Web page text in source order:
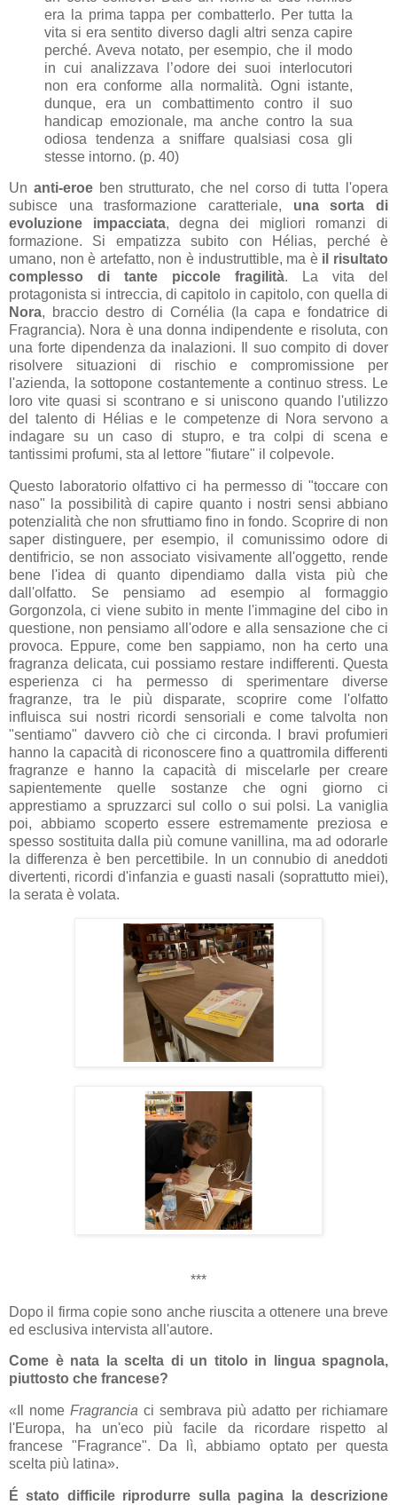
era la prima tappa per combatterlo. Per tutta la
vita si era sentito diverso dagli altri senza capire
perché. Aveva notato, per esempio, che il modo
in cui analizzava l’odore dei suoi interlocutori
non era conforme alla normalità. Ogni istante,
dunque, era un combattimento contro il suo
handicap emozionale, ma anche contro la sua
odiosa tendenza a sniffare qualsiasi cosa gli
stesse intorno. (p. 40)
Un anti-eroeben strutturato, che nel corso di tutta l'opera
subisce una trasformazione caratteriale, una sorta di
evoluzione impacciata, degna dei migliori romanzi di
formazione. Si empatizza subito con Hélias, perché è
umano, non è artefatto, non è industruttible, ma è il risultato
complesso di tante piccole fragilità. La vita del
protagonista si intreccia, di capitolo in capitolo, con quella di
Nora, braccio destro di Cornélia (la capa e fondatrice di
Fragrancia). Nora è una donna indipendente e risoluta, con
una forte dipendenza da inalazioni. Il suo compito di dover
risolvere situazioni di rischio e compromissione per
l'azienda, la sottopone costantemente a continuo stress. Le
loro vite quasi si scontrano e si uniscono quando l'utilizzo
del talento di Hélias e le competenze di Nora servono a
indagare su un caso di stupro, e tra colpi di scena e
tantissimi profumi, sta al lettore "fiutare" il colpevole.
Questo laboratorio olfattivo ci ha permesso di "toccare con
naso" la possibilità di capire quanto i nostri sensi abbiano
potenzialità che non sfruttiamo fino in fondo. Scoprire di non
saper distinguere, per esempio, il comunissimo odore di
dentifricio, se non associato visivamente all'oggetto, rende
bene l'idea di quanto dipendiamo dalla vista più che
dall'olfatto. Se pensiamo ad esempio al formaggio
Gorgonzola, ci viene subito in mente l'immagine del cibo in
questione, non pensiamo all'odore e alla sensazione che ci
provoca. Eppure, come ben sappiamo, non ha certo una
fragranza delicata, cui possiamo restare indifferenti. Questa
esperienza ci ha permesso di sperimentare diverse
fragranze, tra le più disparate, scoprire come l'olfatto
influisca sui nostri ricordi sensoriali e come talvolta non
"sentiamo" davvero ciò che ci circonda. I bravi profumieri
hanno la capacità di riconoscere fino a quattromila differenti
fragranze e hanno la capacità di miscelarle per creare
sapientemente quelle sostanze che ogni giorno ci
apprestiamo a spruzzarci sul collo o sui polsi. La vaniglia
poi, abbiamo scoperto essere estremamente preziosa e
spesso sostituita dalla più comune vanillina, ma ad odorarle
la differenza è ben percettibile. In un connubio di aneddoti
divertenti, ricordi d'infanzia e guasti nasali (soprattutto miei),
la serata è volata.
***
Dopo il firma copie sono anche riuscita a ottenere una breve
ed esclusiva intervista all'autore.
Come è nata la scelta di un titolo in lingua spagnola,
piuttosto che francese?
«Il nome Fragrancia ci sembrava più adatto per richiamare
l'Europa, ha un'eco più facile da ricordare rispetto al
francese "Fragrance". Da lì, abbiamo optato per questa
scelta più latina».
É stato difficile riprodurre sulla pagina la descrizione